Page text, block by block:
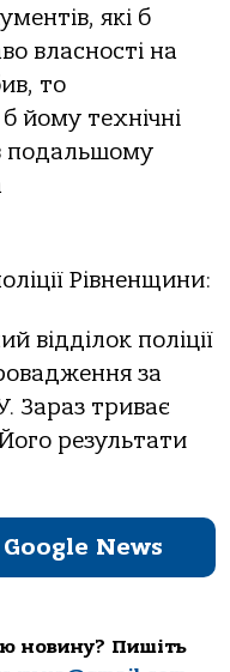
які б
власності на
то
йому технічні
подальшому
Рівненщини:
відділок поліції
за
Зараз триває
результати
News
новину? Пишіть